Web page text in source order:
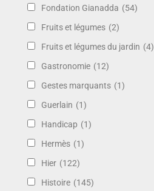
Fondation Gianadda (54)
Fruits et légumes (2)
Fruits et légumes du jardin (4)
Gastronomie (12)
Gestes marquants (1)
Guerlain (1)
Handicap (1)
Hermès (1)
Hier (122)
Histoire (145)